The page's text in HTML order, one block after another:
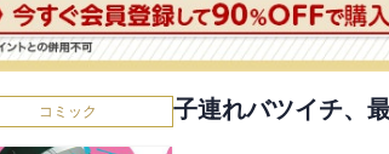
コミック 子連れバツイチ、